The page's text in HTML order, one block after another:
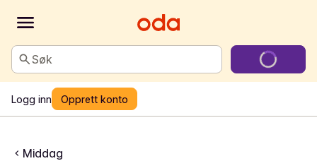
Søk
Logg inn Opprett konto
Middag